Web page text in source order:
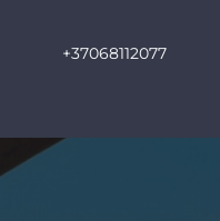
+37068112077